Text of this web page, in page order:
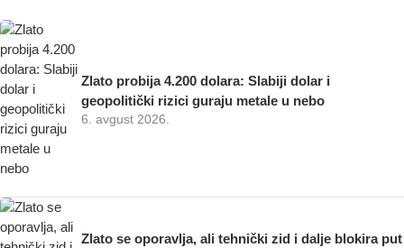
Zlato probija 4.200 dolara: Slabiji dolar i
geopolitički rizici guraju metale u nebo
6. avgust 2026.
Zlato se oporavlja, ali tehnički zid i dalje blokira put